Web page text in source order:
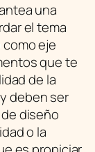
una
el tema
eje
que te
de la
deben ser
diseño
o la